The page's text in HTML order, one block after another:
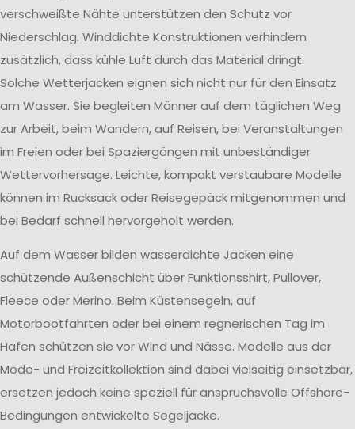
verschweißte Nähte unterstützen den Schutz vor
Niederschlag. Winddichte Konstruktionen verhindern
zusätzlich, dass kühle Luft durch das Material dringt.
Solche Wetterjacken eignen sich nicht nur für den Einsatz
am Wasser. Sie begleiten Männer auf dem täglichen Weg
zur Arbeit, beim Wandern, auf Reisen, bei Veranstaltungen
im Freien oder bei Spaziergängen mit unbeständiger
Wettervorhersage. Leichte, kompakt verstaubare Modelle
können im Rucksack oder Reisegepäck mitgenommen und
bei Bedarf schnell hervorgeholt werden.
Auf dem Wasser bilden wasserdichte Jacken eine
schützende Außenschicht über Funktionsshirt, Pullover,
Fleece oder Merino. Beim Küstensegeln, auf
Motorbootfahrten oder bei einem regnerischen Tag im
Hafen schützen sie vor Wind und Nässe. Modelle aus der
Mode- und Freizeitkollektion sind dabei vielseitig einsetzbar,
ersetzen jedoch keine speziell für anspruchsvolle Offshore-
Bedingungen entwickelte Segeljacke.